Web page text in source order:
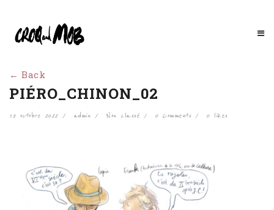
← Back
PIÉRO_CHINON_02
13 octobre 2022 admin Non classé 0 Comments 0likes